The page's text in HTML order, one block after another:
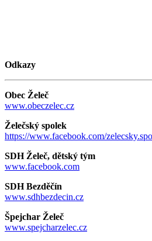
Odkazy
Obec Želeč
www.obeczelec.cz
Želečský spolek
https://www.facebook.com/
SDH Želeč, dětský tým
www.facebook.com
SDH Bezděčín
www.sdhbezdecin.cz
Špejchar Želeč
www.spejcharzelec.cz